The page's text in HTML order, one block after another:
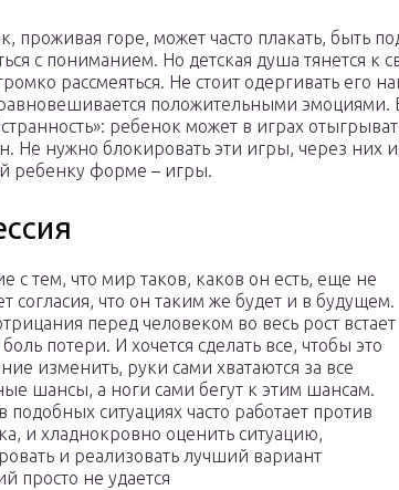
проживая горе, может часто плакать, быть
с пониманием. Но детская душа тянется к
рассмеяться. Не стоит одергивать его
положительными эмоциями.
ребенок может в играх
Не нужно блокировать эти игры, через них
ребенку форме – игры.
с тем, что мир таков, каков он есть, еще не
согласия, что он таким же будет и в будущем.
перед человеком во весь рост встает
потери. И хочется сделать все, чтобы это
изменить, руки сами хватаются за все
шансы, а ноги сами бегут к этим шансам.
подобных ситуациях часто работает против
и хладнокровно оценить ситуацию,
и реализовать лучший вариант
просто не удается